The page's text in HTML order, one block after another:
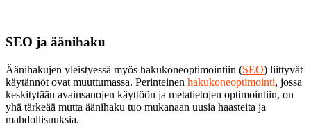
SEO ja äänihaku
Äänihakujen yleistyessä myös hakukoneoptimointiin (SEO) liittyvät
käytännöt ovat muuttumassa. Perinteinen hakukoneoptimointi, jossa
keskitytään avainsanojen käyttöön ja metatietojen optimointiin, on
yhä tärkeää mutta äänihaku tuo mukanaan uusia haasteita ja
mahdollisuuksia.